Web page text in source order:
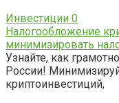
Инвестиции 0
Налогообложение
минимизировать
Узнайте, как
России!
криптоинвестиций,